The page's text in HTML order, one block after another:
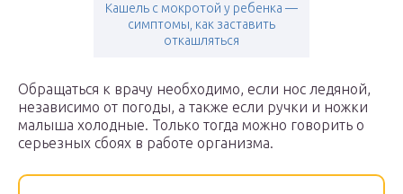
Кашель с мокротой у ребенка —
симптомы, как заставить
откашляться
Обращаться к врачу необходимо, если нос ледяной,
независимо от погоды, а также если ручки и ножки
малыша холодные. Только тогда можно говорить о
серьезных сбоях в работе организма.